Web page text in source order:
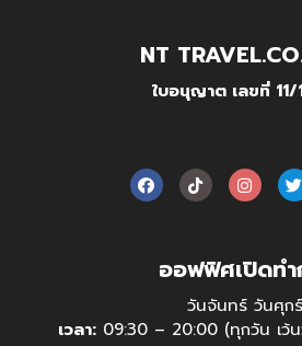
NT
ใบอนุญาต เลขที่ 11/
ออฟฟิศเปิดทำ
วันจันทร์ วันศุกร์
เวลา: 09:30 – 20:00 (ทุกวัน เว้